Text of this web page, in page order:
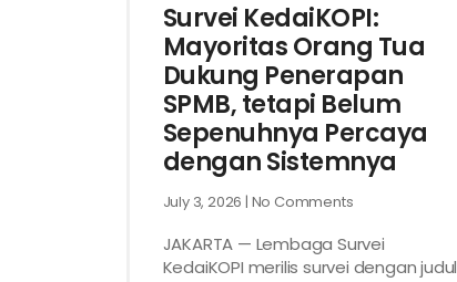
Survei KedaiKOPI:
Mayoritas Orang Tua
Dukung Penerapan
SPMB, tetapi Belum
Sepenuhnya Percaya
dengan Sistemnya
July 3, 2026 No Comments
JAKARTA — Lembaga Survei
KedaiKOPI merilis survei dengan judul